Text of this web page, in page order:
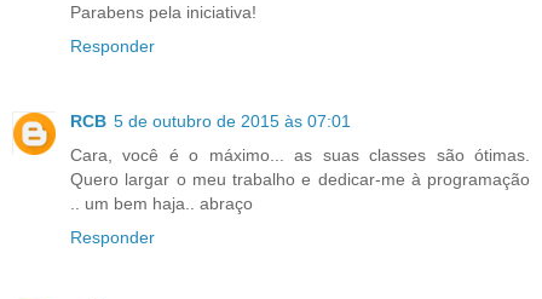
Parabens pela iniciativa!
Responder
RCB 5 de outubro de 2015 às 07:01
Cara, você é o máximo... as suas classes são ótimas.
Quero largar o meu trabalho e dedicar-me à programação
.. um bem haja.. abraço
Responder